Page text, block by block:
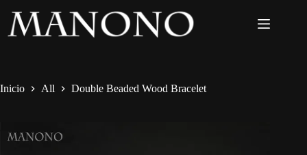
Inicio All Double Beaded Wood Bracelet